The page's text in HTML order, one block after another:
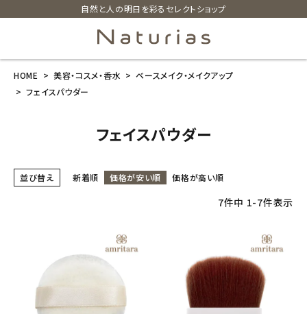
自然と人の明日を彩るセレクトショップ
新商品
衛生用品
日用品雑貨
HOME 美容・コスメ・香水
ベースメイク・メイクアップ
フェイスパウダー
フェイスパウダー
並び替え 新着順 価格が安い順 価格が高い順
7件中 1-7件表示